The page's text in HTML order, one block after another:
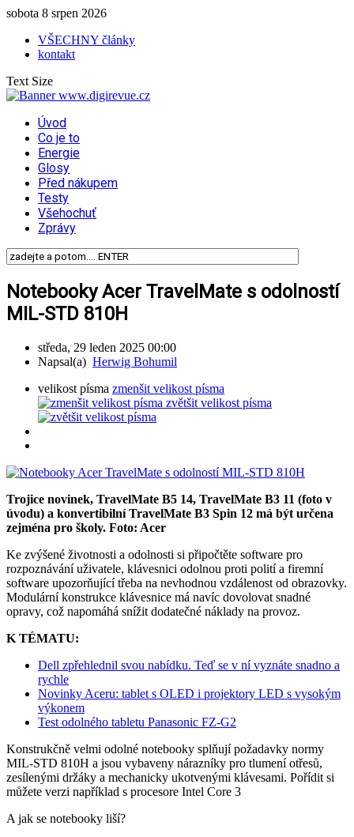
sobota 8 srpen 2026
VŠECHNY články
kontakt
Text Size
Úvod
Co je to
Energie
Glosy
Před nákupem
Testy
Všehochuť
Zprávy
Notebooky Acer TravelMate s odolností
MIL-STD 810H
středa, 29 leden 2025 00:00
Napsal(a) Herwig Bohumil
velikost písma zmenšit velikost písma
zvětšit velikost písma
Trojice novinek, TravelMate B5 14, TravelMate B3 11 (foto v
úvodu) a konvertibilní TravelMate B3 Spin 12 má být určena
zejména pro školy. Foto: Acer
Ke zvýšené životnosti a odolnosti si připočtěte software pro
rozpoznávání uživatele, klávesnici odolnou proti polití a firemní
software upozorňující třeba na nevhodnou vzdálenost od obrazovky.
Modulární konstrukce klávesnice má navíc dovolovat snadné
opravy, což napomáhá snížit dodatečné náklady na provoz.
K TÉMATU:
Dell zpřehlednil svou nabídku. Teď se v ní vyznáte snadno a
rychle
Novinky Aceru: tablet s OLED i projektory LED s vysokým
výkonem
Test odolného tabletu Panasonic FZ-G2
Konstrukčně velmi odolné notebooky splňují požadavky normy
MIL-STD 810H a jsou vybaveny nárazníky pro tlumení otřesů,
zesílenými držáky a mechanicky ukotvenými klávesami. Pořídit si
můžete verzi například s procesore Intel Core 3
A jak se notebooky liší?